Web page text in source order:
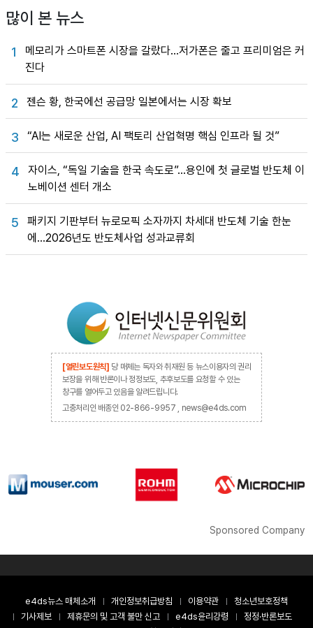
많이 본 뉴스
1
메모리가 스마트폰 시장을 갈랐다…저가폰은 줄고 프리미엄은 커
진다
2 젠슨 황, 한국에선 공급망 일본에서는 시장 확보
3 “AI는 새로운 산업, AI 팩토리 산업혁명 핵심 인프라 될 것”
4
자이스, “독일 기술을 한국 속도로”…용인에 첫 글로벌 반도체 이
노베이션 센터 개소
5
패키지 기판부터 뉴로모픽 소자까지 차세대 반도체 기술 한눈
에…2026년도 반도체사업 성과교류회
[열린보도원칙] 당 매체는 독자와 취재원 등 뉴스이용자의 권리
보장을 위해 반론이나 정정보도, 추후보도를 요청할 수 있는
창구를 열어두고 있음을 알려드립니다.
고충처리인 배종인 02-866-9957 , news@e4ds.com
Sponsored Company
e4ds뉴스 매체소개 개인정보취급방침 이용약관
청소년보호정책
기사제보
제휴문의 및 고객 불만 신고 e4ds윤리강령
정정·반론보도